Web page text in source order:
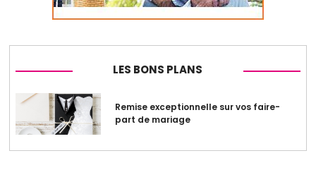
LES BONS PLANS
Remise exceptionnelle sur vos faire-
part de mariage